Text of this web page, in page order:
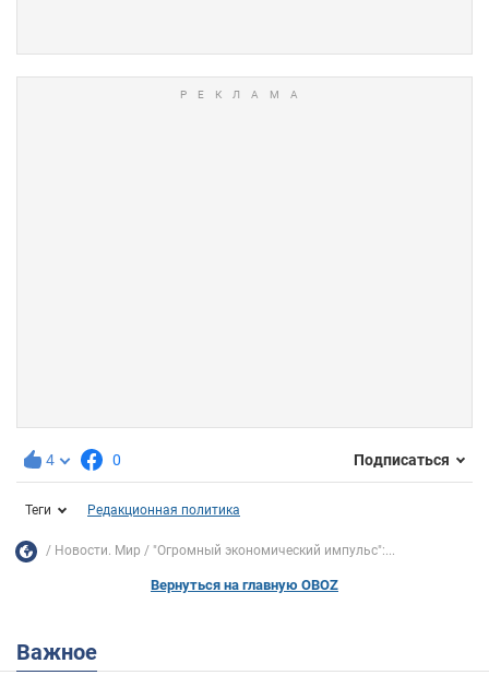
4 0 Подписаться
Теги Редакционная политика
Новости. Мир "Огромный экономический импульс":...
Вернуться на главную OBOZ
Важное